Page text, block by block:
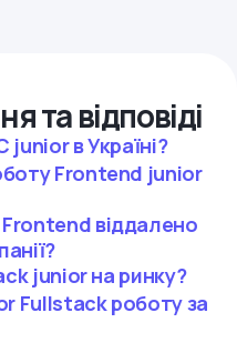
та відповіді
junior в Україні?
Frontend junior
віддалено
junior на ринку?
Fullstack роботу за